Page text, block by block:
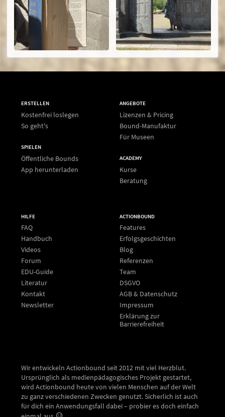
ERSTELLEN
Kostenfrei loslegen
So geht's
SPIELEN
Öffentliche Bounds
App herunterladen
ANGEBOTE
Lizenzen & Pricing
Bound-Manufaktur
Für Museen
ACADEMY
Kurse
Beratung
HILFE
FAQ
Handbuch
Videos
Forum
EDU-Guide
Literatur
Kontakt
Newsletter
ACTIONBOUND
Features
Erfolgsgeschichten
Blog
Referenzen
Team
DSGVO
AGB & Datenschutz
Impressum
Erklärung zur
Barrierefreiheit
Wir entwickeln Actionbound seit 2012 mit viel Herzblut.
Ursprünglich als medienpädagogisches Projekt gestartet,
wird Actionbound heute von vielen Menschen auf der Welt
zu ganz verschiedenen Zwecken genutzt. Sicherlich ist auch
für dich ein Anwendungsfall dabei – probier es doch einfach